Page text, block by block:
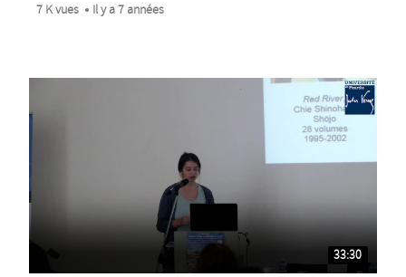
7 K vues Il y a 7 années
33:30